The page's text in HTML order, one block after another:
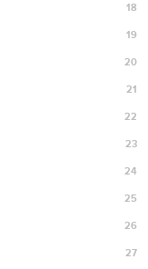
18
19
20
21
22
23
24
25
26
27